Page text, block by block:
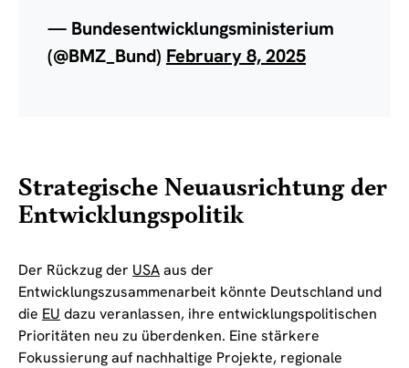
— Bundesentwicklungsministerium
(@BMZ_Bund) February 8, 2025
Strategische Neuausrichtung der
Entwicklungspolitik
Der Rückzug der USAaus der
Entwicklungszusammenarbeit könnte Deutschland und
die EU dazu veranlassen, ihre entwicklungspolitischen
Prioritäten neu zu überdenken. Eine stärkere
Fokussierung auf nachhaltige Projekte, regionale